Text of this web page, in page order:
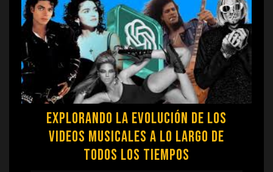
Explorando la Evolución de los
Videos Musicales a lo Largo de
Todos los Tiempos